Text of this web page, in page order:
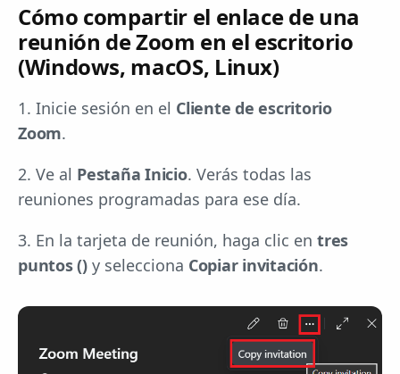
Cómo compartir el enlace de una
reunión de Zoom en el escritorio
(Windows, macOS, Linux)
1. Inicie sesión en el Cliente de escritorio
Zoom.
2. Ve al Pestaña Inicio. Verás todas las
reuniones programadas para ese día.
3. En la tarjeta de reunión, haga clic en tres
puntos ()y selecciona Copiar invitación.